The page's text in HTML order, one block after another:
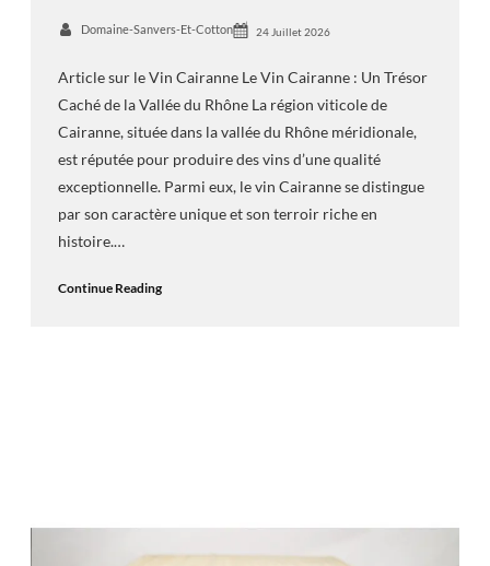
Domaine-Sanvers-Et-Cotton 24 Juillet 2026
Article sur le Vin Cairanne Le Vin Cairanne : Un Trésor
Caché de la Vallée du Rhône La région viticole de
Cairanne, située dans la vallée du Rhône méridionale,
est réputée pour produire des vins d’une qualité
exceptionnelle. Parmi eux, le vin Cairanne se distingue
par son caractère unique et son terroir riche en
histoire.…
Continue Reading